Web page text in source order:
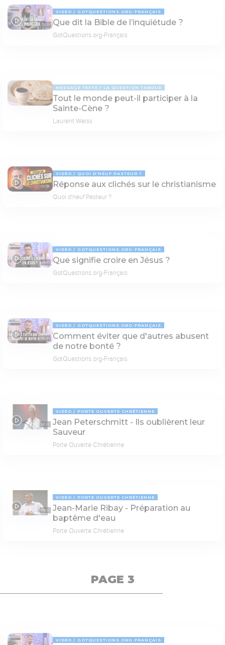
02:19
VIDÉO GOTQUESTIONS.ORG-FRANÇAIS
Que dit la Bible de l’inquiétude ?
GotQuestions.org-Français
MESSAGE TEXTE LA QUESTION TABOUE
Tout le monde peut-il participer à la
Sainte-Cène ?
Laurent Weiss
09:03
VIDÉO QUOI D'NEUF PASTEUR ?
Réponse aux clichés sur le christianisme
Quoi d'neuf Pasteur ?
04:10
VIDÉO GOTQUESTIONS.ORG-FRANÇAIS
Que signifie croire en Jésus ?
GotQuestions.org-Français
05:00
VIDÉO GOTQUESTIONS.ORG-FRANÇAIS
Comment éviter que d'autres abusent
de notre bonté ?
GotQuestions.org-Français
58:27
VIDÉO PORTE OUVERTE CHRÉTIENNE
Jean Peterschmitt - Ils oublièrent leur
Sauveur
Porte Ouverte Chrétienne
69:02
VIDÉO PORTE OUVERTE CHRÉTIENNE
Jean-Marie Ribay - Préparation au
baptême d'eau
Porte Ouverte Chrétienne
PAGE 3
VIDÉO GOTQUESTIONS.ORG-FRANÇAIS